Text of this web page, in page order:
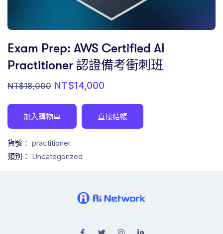
Exam Prep: AWS Certified AI
Practitioner 認證備考衝刺班
NT$18,000 NT$14,000
加入購物車 直接結帳
貨號： practitioner
類別： Uncategorized